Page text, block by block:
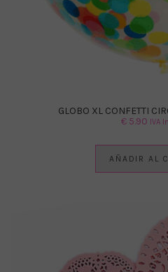
GLOBO XL CONFETTI
€ 5.90 IVA
AÑADIR AL